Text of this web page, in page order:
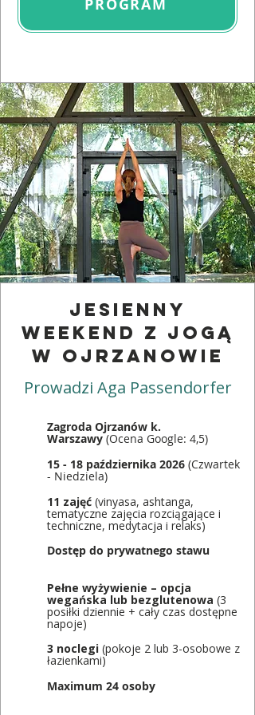
PROGRAM
jesienny
weekend z jogą
w ojrzanowie
Prowadzi Aga Passendorfer
Zagroda Ojrzanów k.
Warszawy(Ocena Google: 4,5)
15 - 18 października 2026 (Czwartek
- Niedziela)
11 zajęć (vinyasa, ashtanga,
tematyczne zajęcia rozciągające i
techniczne, medytacja i relaks)
Dostęp do prywatnego stawu
Pełne wyżywienie – opcja
wegańska lub bezglutenowa (3
posiłki dziennie + cały czas dostępne
napoje)
3 noclegi (pokoje 2 lub 3-osobowe z
łazienkami)
Maximum 24 osoby